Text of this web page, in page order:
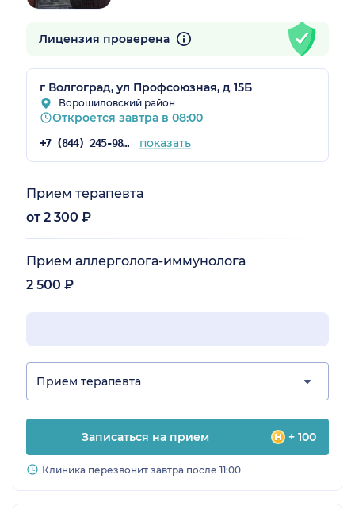
Лицензия проверена
г Волгоград, ул Профсоюзная, д 15Б
Ворошиловский район
Откроется завтра в 08:00
+7 (844) 245-98-04 показать
Прием терапевта
от 2 300 ₽
Прием аллерголога-иммунолога
2 500 ₽
Прием терапевта
Записаться на прием + 100
Клиника перезвонит завтра после 11:00